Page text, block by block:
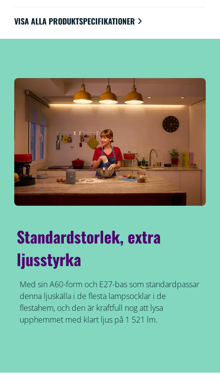
VISA ALLA PRODUKTSPECIFIKATIONER
Standardstorlek, extra
ljusstyrka
Med sin A60-form och E27-bas som standardpassar
denna ljuskälla i de flesta lampsocklar i de
flestahem, och den är kraftfull nog att lysa
upphemmet med klart ljus på 1 521 lm.